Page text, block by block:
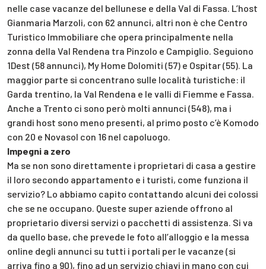
nelle case vacanze del bellunese e della Val di Fassa. L’host
Gianmaria Marzoli, con 62 annunci, altri non è che Centro
Turistico Immobiliare che opera principalmente nella
zonna della Val Rendena tra Pinzolo e Campiglio. Seguiono
1Dest (58 annunci), My Home Dolomiti (57) e Ospitar (55). La
maggior parte si concentrano sulle località turistiche: il
Garda trentino, la Val Rendena e le valli di Fiemme e Fassa.
Anche a Trento ci sono però molti annunci (548), ma i
grandi host sono meno presenti, al primo posto c’è Komodo
con 20 e Novasol con 16 nel capoluogo.
Impegni a zero
Ma se non sono direttamente i proprietari di casa a gestire
il loro secondo appartamento e i turisti, come funziona il
servizio? Lo abbiamo capito contattando alcuni dei colossi
che se ne occupano. Queste super aziende offrono al
proprietario diversi servizi o pacchetti di assistenza. Si va
da quello base, che prevede le foto all’alloggio e la messa
online degli annunci su tutti i portali per le vacanze (si
arriva fino a 90), fino ad un servizio chiavi in mano con cui